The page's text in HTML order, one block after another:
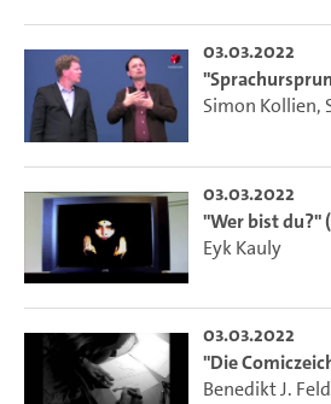
03.03.2022
Simon Kollien,
03.03.2022
"Wer bist du?"
Eyk Kauly
03.03.2022
"Die
Benedikt J.